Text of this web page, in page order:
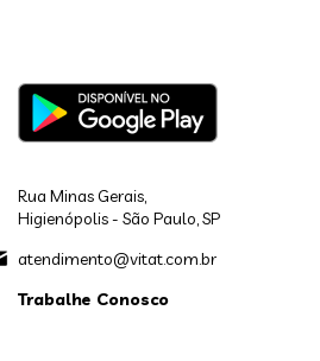
Rua Minas Gerais,
Higienópolis - São Paulo, SP
atendimento@vitat.com.br
Trabalhe Conosco